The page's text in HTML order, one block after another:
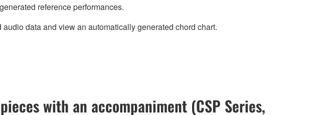
reference performances.
audio data and view an automatically generated chord chart.
with an accompaniment (CSP Series,